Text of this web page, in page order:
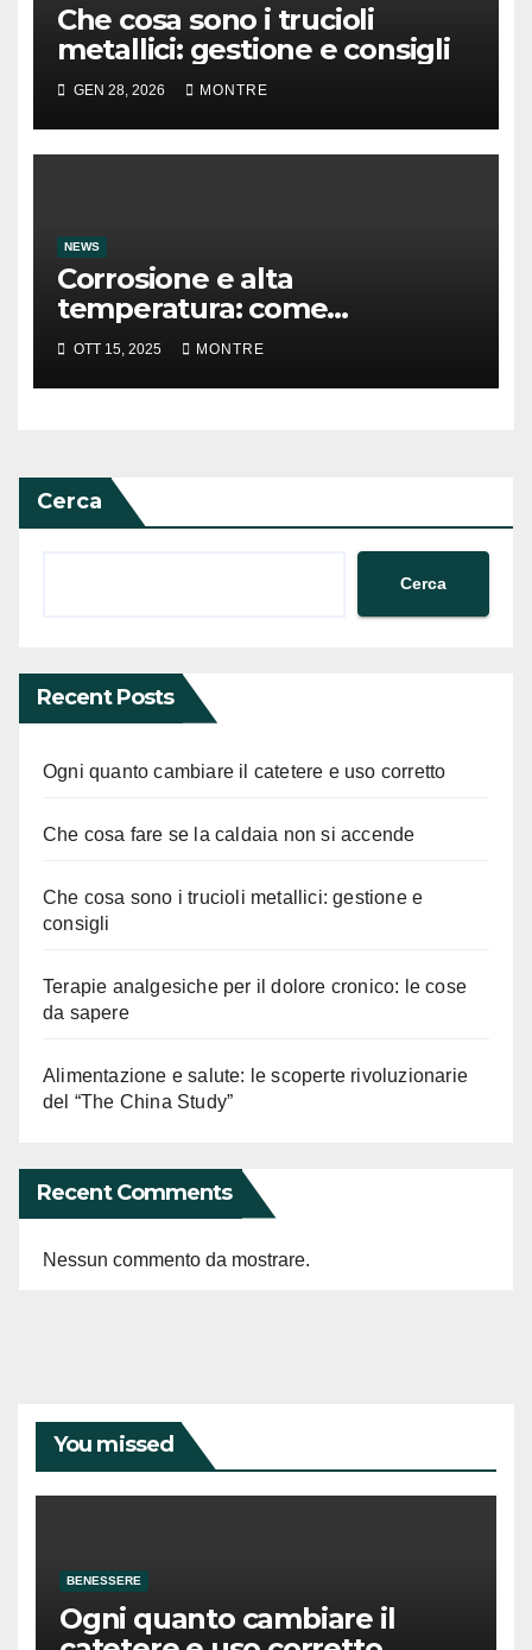
Che cosa sono i trucioli
metallici: gestione e consigli
GEN 28, 2026 MONTRE
NEWS
Corrosione e alta
temperatura: come
preservare un elemento
termometrico
OTT 15, 2025 MONTRE
Cerca
Cerca
Recent Posts
Ogni quanto cambiare il catetere e uso corretto
Che cosa fare se la caldaia non si accende
Che cosa sono i trucioli metallici: gestione e
consigli
Terapie analgesiche per il dolore cronico: le cose
da sapere
Alimentazione e salute: le scoperte rivoluzionarie
del “The China Study”
Recent Comments
Nessun commento da mostrare.
You missed
BENESSERE
Ogni quanto cambiare il